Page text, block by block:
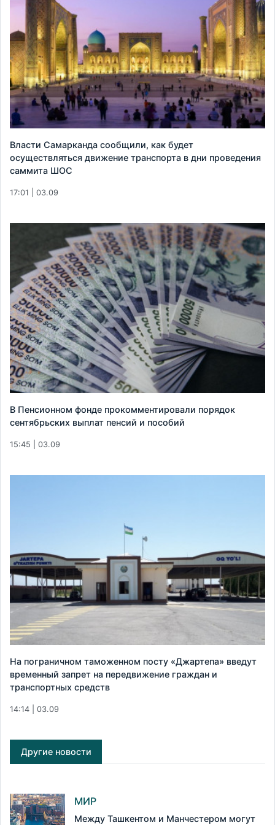
Власти Самарканда сообщили, как будет
осуществляться движение транспорта в дни проведения
саммита ШОС
17:01 | 03.09
В Пенсионном фонде прокомментировали порядок
сентябрьских выплат пенсий и пособий
15:45 | 03.09
На пограничном таможенном посту «Джартепа» введут
временный запрет на передвижение граждан и
транспортных средств
14:14 | 03.09
Другие новости
МИР
Между Ташкентом и Манчестером могут